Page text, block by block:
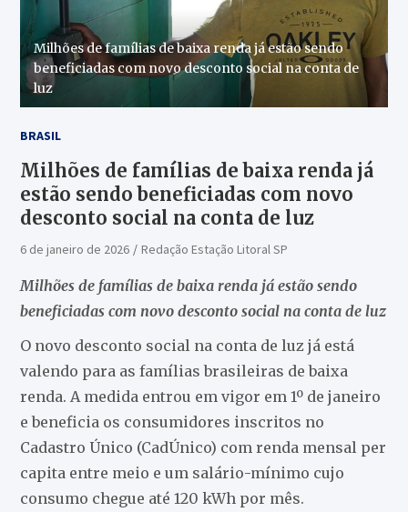
Milhões de famílias de baixa renda já estão sendo
beneficiadas com novo desconto social na conta de
luz
BRASIL
Milhões de famílias de baixa renda já
estão sendo beneficiadas com novo
desconto social na conta de luz
6 de janeiro de 2026 Redação Estação Litoral SP
Milhões de famílias de baixa renda já estão sendo
beneficiadas com novo desconto social na conta de luz
O novo desconto social na conta de luz já está
valendo para as famílias brasileiras de baixa
renda. A medida entrou em vigor em 1º de janeiro
e beneficia os consumidores inscritos no
Cadastro Único (CadÚnico) com renda mensal per
capita entre meio e um salário-mínimo cujo
consumo chegue até 120 kWh por mês.